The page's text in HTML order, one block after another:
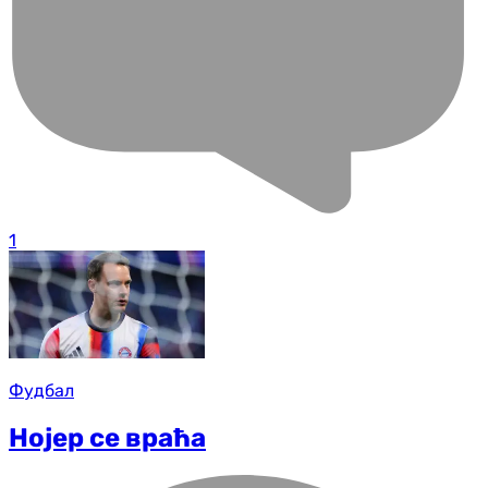
1
Фудбал
Нојер се враћа